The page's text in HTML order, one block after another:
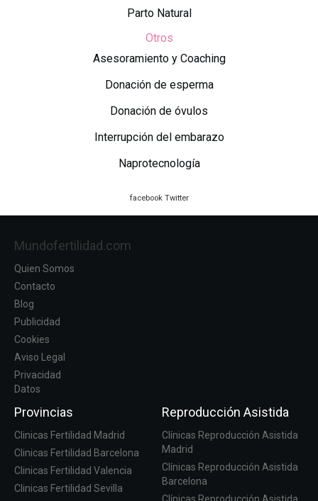
Parto Natural
Otros
Asesoramiento y Coaching
Donación de esperma
Donación de óvulos
Interrupción del embarazo
Naprotecnología
facebook Twitter
Mundofertilidad.com
Quien Somos
Contacto
Blog
Publicidad
Cookies
Aviso Legal
Privacidad
Datos
Provincias
Clinicas Fertilidad Madrid
Clinicas Fertilidad Barcelona
Clinicas Fertilidad Valencia
Clinicas Fertilidad Sevilla
Reproducción Asistida
Clínicas Reproducción Asistida
Madrid
Clínicas Reproducción Asistida
Barcelona